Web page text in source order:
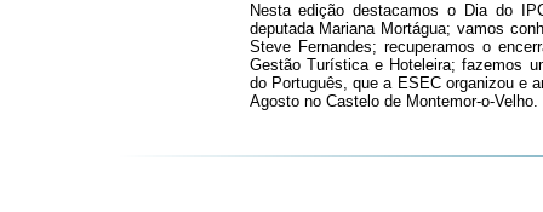
Nesta edição destacamos o Dia do
deputada Mariana Mortágua;vamos
Steve Fernandes; recuperamos o
Gestão Turística e Hoteleira;fazemos
do Português, que a ESEC organizou e
Agosto no Castelo de Montemor-o-Velho.